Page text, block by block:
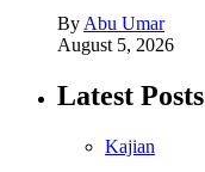
By Abu Umar
August 5, 2026
Latest Posts
Kajian